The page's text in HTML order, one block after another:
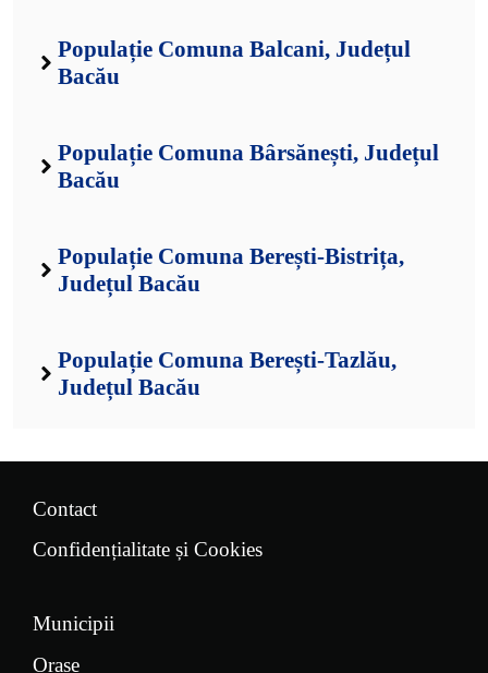
Populație Comuna Balcani, Județul
Bacău
Populație Comuna Bârsănești, Județul
Bacău
Populație Comuna Berești-Bistrița,
Județul Bacău
Populație Comuna Berești-Tazlău,
Județul Bacău
Contact
Confidențialitate și Cookies
Municipii
Orașe